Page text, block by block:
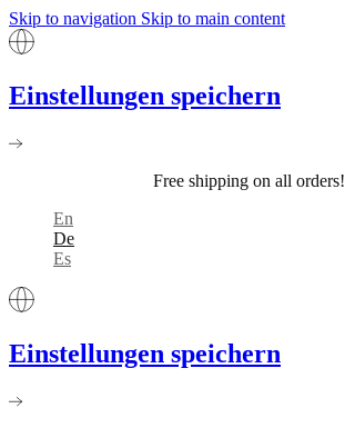
Skip to navigation Skip to main content
Einstellungen speichern
Free shipping on all orders!
En
De
Es
Einstellungen speichern